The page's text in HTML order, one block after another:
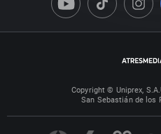
Copyright © Uniprex,
San Sebastián de los